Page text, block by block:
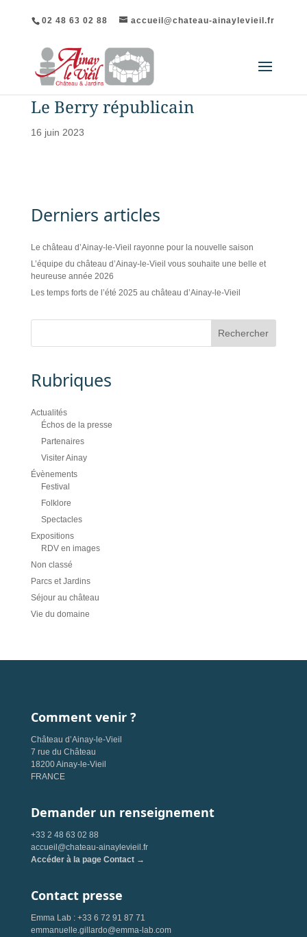
02 48 63 02 88 accueil@chateau-ainaylevieil.fr
Le Berry républicain
16 juin 2023
Derniers articles
Le château d’Ainay-le-Vieil rayonne pour la nouvelle saison
L’équipe du château d’Ainay-le-Vieil vous souhaite une belle et
heureuse année 2026
Les temps forts de l’été 2025 au château d’Ainay-le-Vieil
Rubriques
Actualités
Échos de la presse
Partenaires
Visiter Ainay
Évènements
Festival
Folklore
Spectacles
Expositions
RDV en images
Non classé
Parcs et Jardins
Séjour au château
Vie du domaine
Comment venir ?
Château d’Ainay-le-Vieil
7 rue du Château
18200 Ainay-le-Vieil
FRANCE
Demander un renseignement
+33 2 48 63 02 88
accueil@chateau-ainaylevieil.fr
Accéder à la page Contact →
Contact presse
Emma Lab : +33 6 72 91 87 71
emmanuelle.gillardo@emma-lab.com